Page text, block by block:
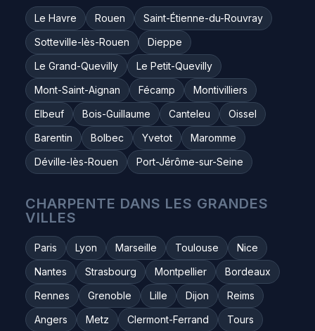
Le Havre Rouen
Saint-Étienne-du-Rouvray
Sotteville-lès-Rouen
Dieppe
Le Grand-Quevilly
Le Petit-Quevilly
Mont-Saint-Aignan
Fécamp
Montivilliers
Elbeuf
Bois-Guillaume Canteleu
Oissel
Barentin
Bolbec Yvetot
Maromme
Déville-lès-Rouen
Port-Jérôme-sur-Seine
CHARPENTE DANS LES GRANDES
VILLES
Paris Lyon Marseille Toulouse
Nice
Nantes
Strasbourg Montpellier
Bordeaux
Rennes
Grenoble Lille Dijon
Reims
Angers
Metz Clermont-Ferrand
Tours